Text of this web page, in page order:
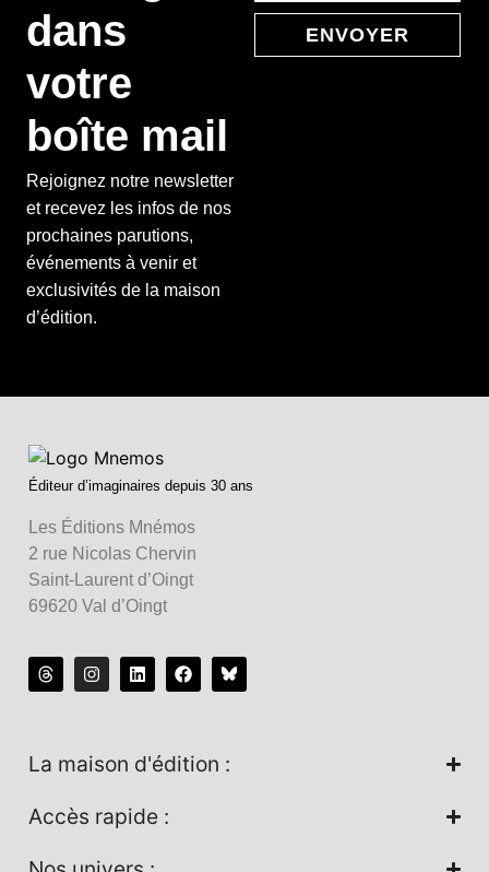
dans
votre
boîte mail
Rejoignez notre newsletter
et recevez les infos de nos
prochaines parutions,
événements à venir et
exclusivités de la maison
d’édition.
ENVOYER
Éditeur d’imaginaires depuis 30 ans
Les Éditions Mnémos
2 rue Nicolas Chervin
Saint-Laurent d’Oingt
69620 Val d’Oingt
La maison d'édition :
Accès rapide :